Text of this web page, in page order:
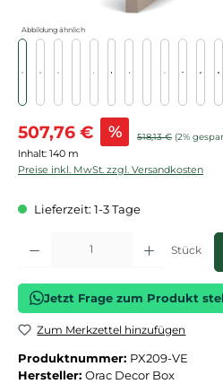
Abbildung ähnlich
Verkaufspreis:
507,76 € % Regulärer Preis:
518,13 € (2%
Inhalt: 140 m
Preise inkl. MwSt. zzgl. Versandkosten
Lieferzeit: 1-3 Tage
Produkt Anzahl: Gib den gewünschten
Stück
Jetzt Frage zum Produkt
Zum Merkzettel hinzufügen
Produktnummer: PX209-VE
Hersteller: Orac Decor Box